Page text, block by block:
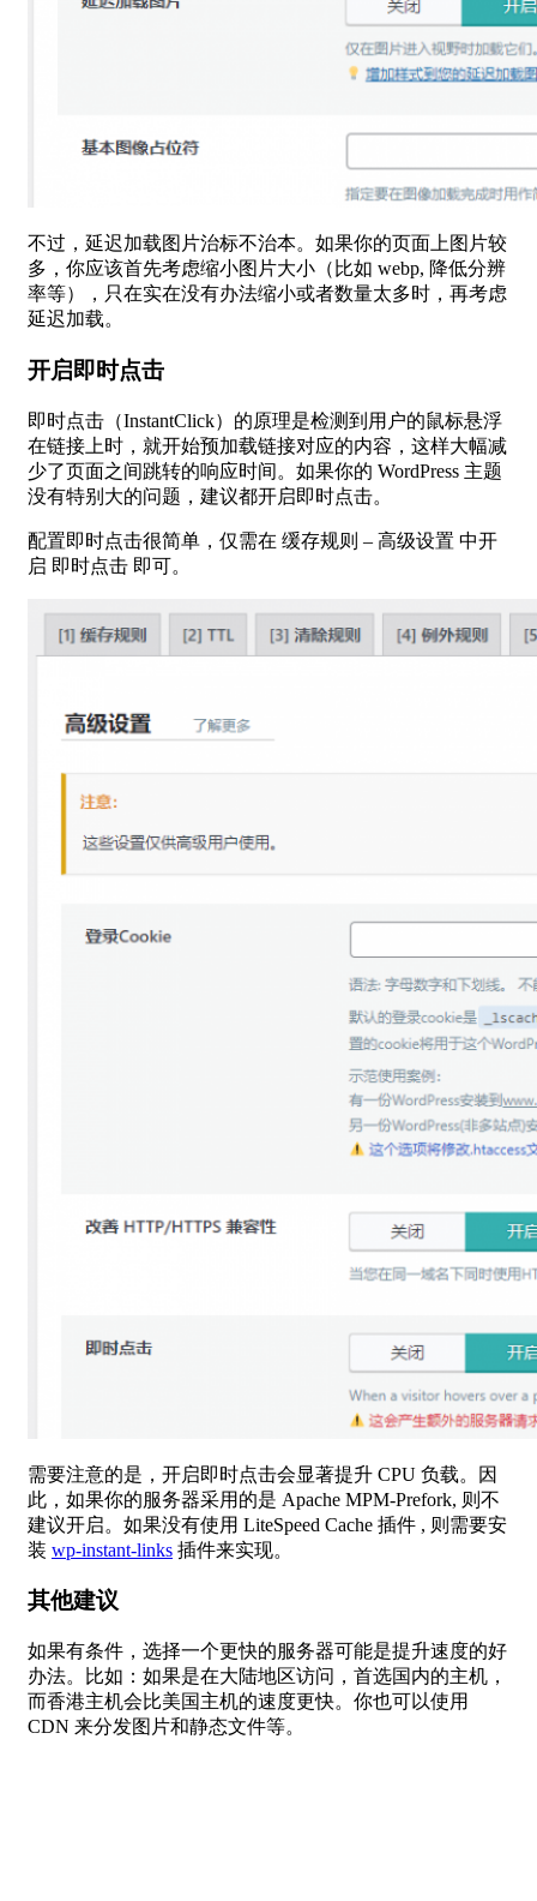
不过，延迟加载图片治标不治本。如果你的页面上图片较
多，你应该首先考虑缩小图片大小（比如 webp, 降低分辨
率等），只在实在没有办法缩小或者数量太多时，再考虑
延迟加载。
开启即时点击
即时点击（InstantClick）的原理是检测到用户的鼠标悬浮
在链接上时，就开始预加载链接对应的内容，这样大幅减
少了页面之间跳转的响应时间。如果你的 WordPress 主题
没有特别大的问题，建议都开启即时点击。
配置即时点击很简单，仅需在 缓存规则 – 高级设置 中开
启 即时点击 即可。
需要注意的是，开启即时点击会显著提升 CPU 负载。因
此，如果你的服务器采用的是 Apache MPM-Prefork, 则不
建议开启。如果没有使用 LiteSpeed Cache 插件 , 则需要安
装 wp-instant-links 插件来实现。
其他建议
如果有条件，选择一个更快的服务器可能是提升速度的好
办法。比如：如果是在大陆地区访问，首选国内的主机，
而香港主机会比美国主机的速度更快。你也可以使用
CDN 来分发图片和静态文件等。